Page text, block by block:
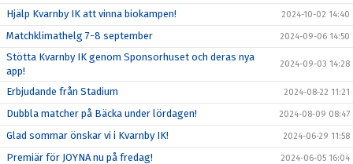
Hjälp Kvarnby IK att vinna biokampen! 2024-10-02 14:40
Matchklimathelg 7-8 september 2024-09-06 14:50
Stötta Kvarnby IK genom Sponsorhuset och deras nya
app!
2024-09-03 14:28
Erbjudande från Stadium 2024-08-22 11:21
Dubbla matcher på Bäcka under lördagen! 2024-08-09 08:47
Glad sommar önskar vi i Kvarnby IK! 2024-06-29 11:58
Premiär för JOYNA nu på fredag! 2024-06-05 16:04